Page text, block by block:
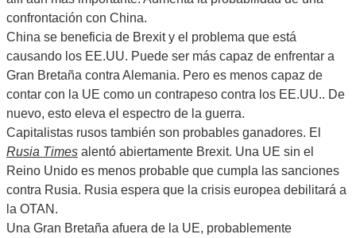
confrontación con China.
China se beneficia de Brexit y el problema que está
causando los EE.UU. Puede ser más capaz de enfrentar a
Gran Bretaña contra Alemania. Pero es menos capaz de
contar con la UE como un contrapeso contra los EE.UU.. De
nuevo, esto eleva el espectro de la guerra.
Capitalistas rusos también son probables ganadores. El
Rusia Times alentó abiertamente Brexit. Una UE sin el
Reino Unido es menos probable que cumpla las sanciones
contra Rusia. Rusia espera que la crisis europea debilitará a
la OTAN.
Una Gran Bretaña afuera de la UE, probablemente